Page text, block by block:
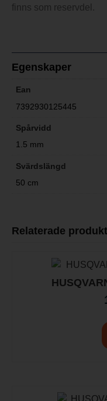
finns som reservdel.
Egenskaper
Ean
7392930125445
Spårvidd
1.5 mm
Svärdslängd
50 cm
Relaterade